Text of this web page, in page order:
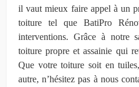
il vaut mieux faire appel à un
toiture tel que BatiPro
interventions. Grâce à notre
toiture propre et assainie qui
Que votre toiture soit en
autre, n’hésitez pas à nous